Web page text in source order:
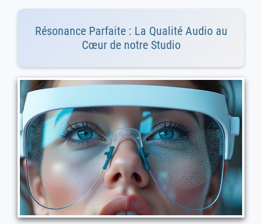
Résonance Parfaite : La Qualité Audio au
Cœur de notre Studio